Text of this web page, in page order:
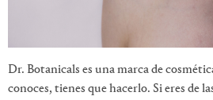
Dr. Botanicals es una marca de
conoces, tienes que hacerlo. Si eres de